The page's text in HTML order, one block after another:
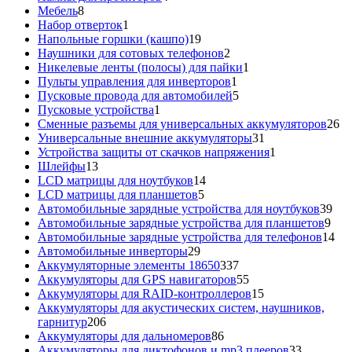
Мебель88
товаров
Набор отверток1
товар
Напольные горшки (кашпо)1919
товаров
Наушники для сотовых телефонов2
товара
Никелевые ленты (полосы) для пайки1
Пульты управления для инверторов1
товар
Пусковые провода для автомобилей55
Пусковые устройства1
товар
Сменные разъемы для универсальных аккумуляторов2626
Универсальные внешние аккумуляторы31
товар
Устройства защиты от скачков напряжения1
Шлейфы1313
товаров
LCD матрицы для ноутбуков1414
LCD матрицы для планшетов55
товаров
Автомобильные зарядные устройства для ноутбуков3939
Автомобильные зарядные устройства для планшетов99
Автомобильные зарядные устройства для телефонов1414
Автомобильные инверторы2929
товаров
Аккумуляторные элементы 18650337337
товаров
Аккумуляторы для GPS навигаторов5555
товаров
Аккумуляторы для RAID-контроллеров1515
товаров
Аккумуляторы для акустических систем, наушников,
гарнитур206206
товаров
Аккумуляторы для дальномеров8686